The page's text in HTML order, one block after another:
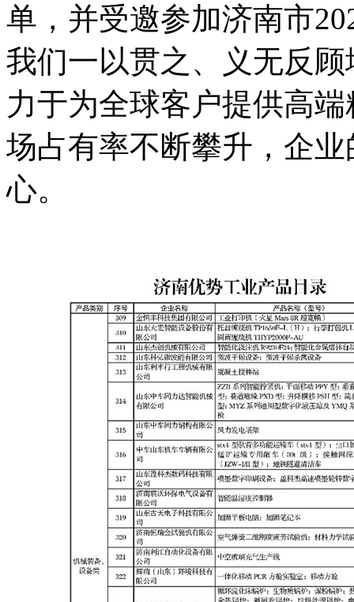
单，并受邀参加济南市
我们一以贯之、义无反
力于为全球客户提供高
场占有率不断攀升，企
心。